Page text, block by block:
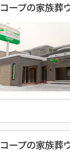
コープの家族葬
コープの家族葬